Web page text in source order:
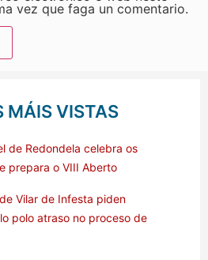
vez que faga un comentario.
MÁIS VISTAS
de Redondela celebra os
prepara o VIII Aberto
Vilar de Infesta piden
polo atraso no proceso de